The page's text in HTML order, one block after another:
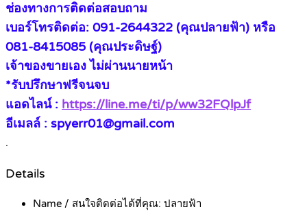
ช่องทางการติดต่อสอบถาม
เบอร์โทรติดต่อ: 091-2644322 (คุณปลายฟ้า) หรือ
081-8415085 (คุณประดิษฐ์)
เจ้าของขายเอง ไม่ผ่านนายหน้า
*รับปรึกษาฟรีจนจบ
แอดไลน์ : https://line.me/ti/p/ww32FQlpJf
อีเมลล์ : spyerr01@gmail.com
.
Details
Name / สนใจติดต่อได้ที่คุณ: ปลายฟ้า